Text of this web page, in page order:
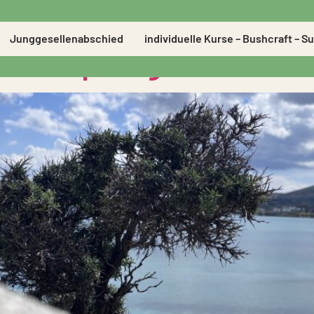
Junggesellenabschied individuelle Kurse – Bushcraft –
den Kykladen:
ursprünglich